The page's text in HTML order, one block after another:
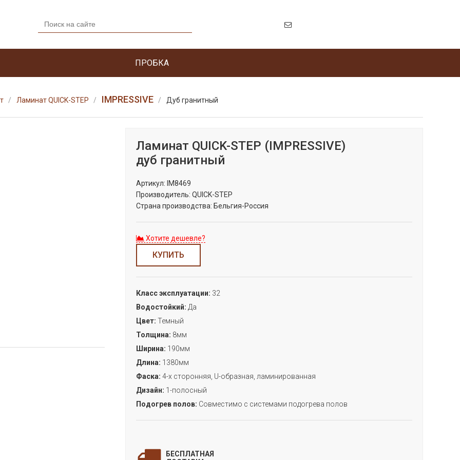
ПРОБКА
Ламинат QUICK-STEP IMPRESSIVE Дуб гранитный
Ламинат QUICK-STEP (IMPRESSIVE)
дуб гранитный
Артикул: IM8469
Производитель: QUICK-STEP
Страна производства: Бельгия-Россия
Хотите дешевле?
КУПИТЬ
Класс эксплуатации: 32
Водостойкий: Да
Цвет: Темный
Толщина: 8мм
Ширина: 190мм
Длина: 1380мм
Фаска: 4-х сторонняя, U-образная, ламинированная
Дизайн: 1-полосный
Подогрев полов: Совместимо с системами подогрева полов
БЕСПЛАТНАЯ